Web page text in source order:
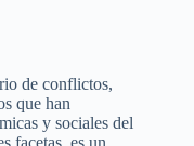
de conflictos,
que han
y sociales del
facetas, es un